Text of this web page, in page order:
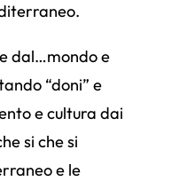
dal…mondo e
“doni” e
e cultura dai
si che si
e le